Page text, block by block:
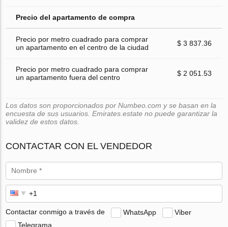
Precio del apartamento de compra
Precio por metro cuadrado para comprar
un apartamento en el centro de la ciudad
$ 3 837.36
Precio por metro cuadrado para comprar
un apartamento fuera del centro
$ 2 051.53
Los datos son proporcionados por Numbeo.com y se basan en la
encuesta de sus usuarios. Emirates.estate no puede garantizar la
validez de estos datos.
CONTACTAR CON EL VENDEDOR
Contactar conmigo a través de WhatsApp
Viber
Telegrama